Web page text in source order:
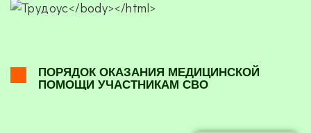
ПОРЯДОК ОКАЗАНИЯ МЕДИЦИНСКОЙ
ПОМОЩИ УЧАСТНИКАМ СВО